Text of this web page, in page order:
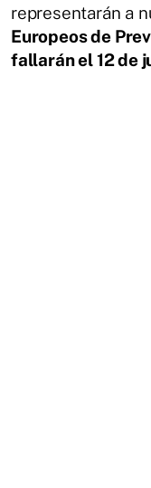
representarán a
Europeos de
fallarán el 12 de